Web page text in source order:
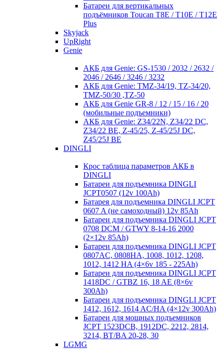
Батареи для вертикальных
подъёмников Toucan T8E / T10E / T12E
Plus
Skyjack
UpRight
Genie
АКБ для Genie: GS-1530 / 2032 / 2632 /
2046 / 2646 / 3246 / 3232
АКБ для Genie: TMZ-34/19, TZ-34/20,
TMZ-50/30 ,TZ-50
АКБ для Genie GR-8 / 12 / 15 / 16 / 20
(мобильные подъемники)
АКБ для Genie: Z34/22N, Z34/22 DC,
Z34/22 BE, Z-45/25, Z-45/25J DC,
Z45/25J BE
DINGLI
Крос таблица параметров АКБ в
DINGLI
Батареи для подъемника DINGLI
JCPT0507 (12v 100Ah)
Батарея для подъемника DINGLI JCPT
0607 A (не самоходный) 12v 85Ah
Батареи для подъемника DINGLI JCPT
0708 DCM / GTWY 8-14-16 2000
(2×12v 85Ah)
Батареи для подъемника DINGLI JCPT
0807AC, 0808HA, 1008, 1012, 1208,
1012, 1412 HA (4×6v 185 - 225Ah)
Батареи для подъемника DINGLI JCPT
1418DC / GTBZ 16, 18 AE (8×6v
300Ah)
Батареи для подъемника DINGLI JCPT
1412, 1612, 1614 AC/HA (4×12v 300Ah)
Батареи для мощных подъемников
JCPT 1523DCB, 1912DC, 2212, 2814,
3214, BT/BA 20-28, 30
LGMG